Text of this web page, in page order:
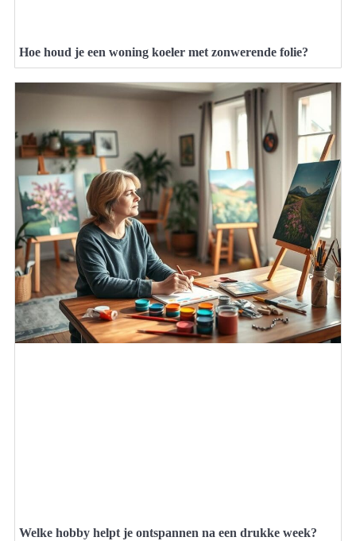
Hoe houd je een woning koeler met zonwerende folie?
Welke hobby helpt je ontspannen na een drukke week?